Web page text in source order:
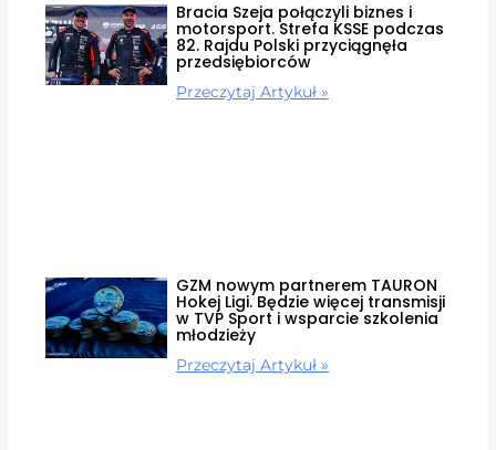
Bracia Szeja połączyli biznes i
motorsport. Strefa KSSE podczas
82. Rajdu Polski przyciągnęła
przedsiębiorców
Przeczytaj Artykuł »
GZM nowym partnerem TAURON
Hokej Ligi. Będzie więcej transmisji
w TVP Sport i wsparcie szkolenia
młodzieży
Przeczytaj Artykuł »